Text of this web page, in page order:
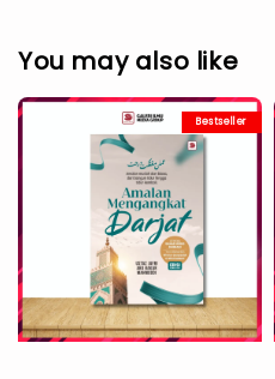
You may also like
Bestseller